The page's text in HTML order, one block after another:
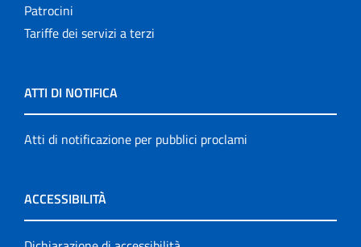
Patrocini
Tariffe dei servizi a terzi
ATTI DI NOTIFICA
Atti di notificazione per pubblici proclami
ACCESSIBILITÀ